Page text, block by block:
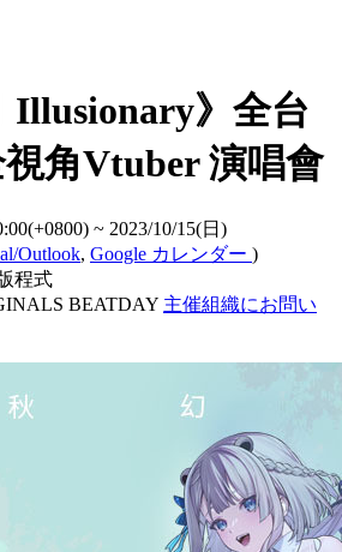
Illusionary》全台
角Vtuber 演唱會
~ 2023/10/15(日)
Outlook, Google カレンダー )
程式
BEATDAY 主催組織にお問い